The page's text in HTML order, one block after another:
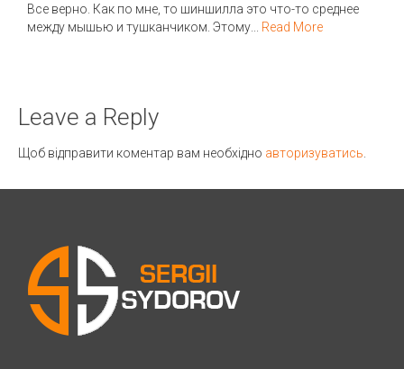
Все верно. Как по мне, то шиншилла это что-то среднее
между мышью и тушканчиком. Этому... Read More
Leave a Reply
Щоб відправити коментар вам необхідно авторизуватись